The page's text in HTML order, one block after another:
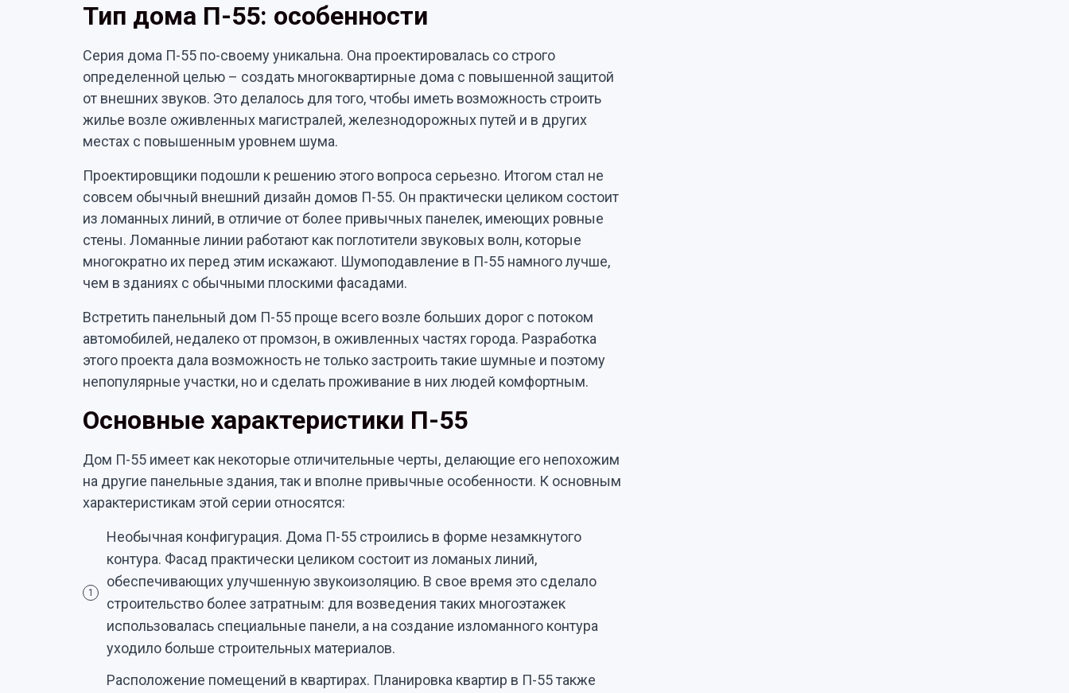
Тип дома П-55: особенности
Серия дома П-55 по-своему уникальна. Она проектировалась со строго
определенной целью – создать многоквартирные дома с повышенной защитой
от внешних звуков. Это делалось для того, чтобы иметь возможность строить
жилье возле оживленных магистралей, железнодорожных путей и в других
местах с повышенным уровнем шума.
Проектировщики подошли к решению этого вопроса серьезно. Итогом стал не
совсем обычный внешний дизайн домов П-55. Он практически целиком состоит
из ломанных линий, в отличие от более привычных панелек, имеющих ровные
стены. Ломанные линии работают как поглотители звуковых волн, которые
многократно их перед этим искажают. Шумоподавление в П-55 намного лучше,
чем в зданиях с обычными плоскими фасадами.
Встретить панельный дом П-55 проще всего возле больших дорог с потоком
автомобилей, недалеко от промзон, в оживленных частях города. Разработка
этого проекта дала возможность не только застроить такие шумные и поэтому
непопулярные участки, но и сделать проживание в них людей комфортным.
Основные характеристики П-55
Дом П-55 имеет как некоторые отличительные черты, делающие его непохожим
на другие панельные здания, так и вполне привычные особенности. К основным
характеристикам этой серии относятся:
1
Необычная конфигурация. Дома П-55 строились в форме незамкнутого
контура. Фасад практически целиком состоит из ломаных линий,
обеспечивающих улучшенную звукоизоляцию. В свое время это сделало
строительство более затратным: для возведения таких многоэтажек
использовалась специальные панели, а на создание изломанного контура
уходило больше строительных материалов.
Расположение помещений в квартирах. Планировка квартир в П-55 также